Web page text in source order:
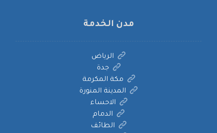
مدن الخدمة
الرياض
جدة
مكة المكرمة
المدينة المنورة
الاحساء
الدمام
الطائف